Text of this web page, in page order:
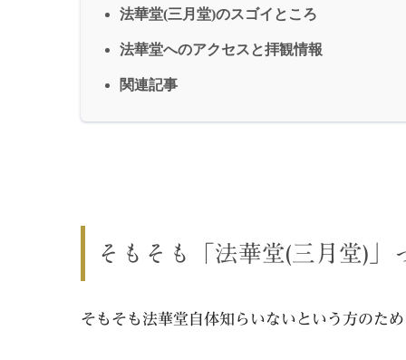
法華堂(三月堂)のスゴイところ
法華堂へのアクセスと拝観情報
関連記事
そもそも「法華堂(三月堂)」
そもそも法華堂自体知らいないという方のた